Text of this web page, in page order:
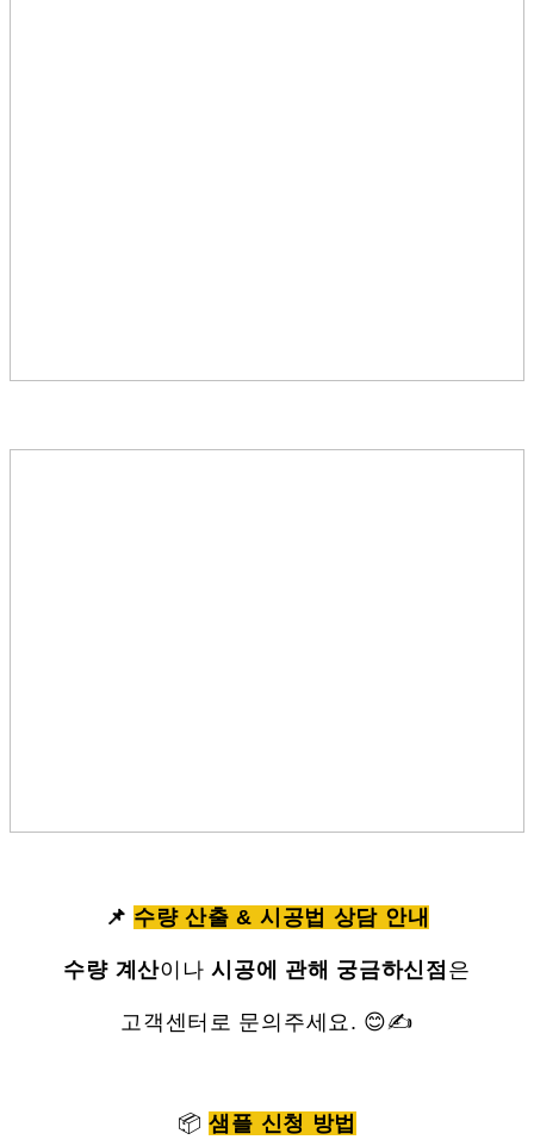
📌 수량 산출 & 시공법 상담 안내
수량 계산이나시공에 관해 궁금하신점 은
고객센터로 문의주세요. 😊✍
📦샘플 신청 방법